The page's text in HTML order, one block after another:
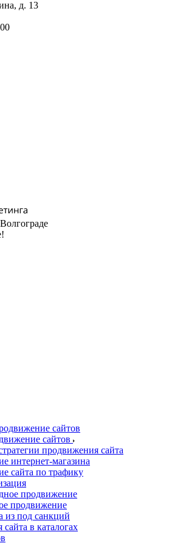
д. 13
сайтов
продвижения сайта
интернет-магазина
сайта по трафику
продвижение
продвижение
из под санкций
сайта в каталогах